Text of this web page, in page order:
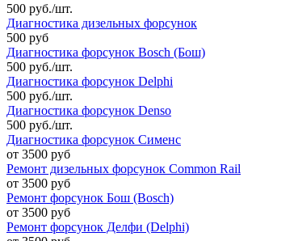
500 руб./шт.
Диагностика дизельных форсунок
500 руб
Диагностика форсунок Bosch (Бош)
500 руб./шт.
Диагностика форсунок Delphi
500 руб./шт.
Диагностика форсунок Denso
500 руб./шт.
Диагностика форсунок Сименс
от 3500 руб
Ремонт дизельных форсунок Common Rail
от 3500 руб
Ремонт форсунок Бош (Bosch)
от 3500 руб
Ремонт форсунок Делфи (Delphi)